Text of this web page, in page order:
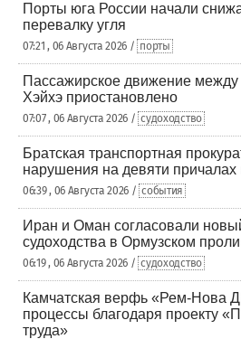
Порты юга России начали
перевалку угля
07:21 , 06 Августа 2026 / порты
Пассажирское движение
Хэйхэ приостановлено
07:07 , 06 Августа 2026 / судоходство
Братская транспортная
нарушения на девяти
06:39 , 06 Августа 2026 / события
Иран и Оман согласовали
судоходства в Ормузском
06:19 , 06 Августа 2026 / судоходство
Камчатская верфь «Рем-Нова
процессы благодаря проекту
труда»